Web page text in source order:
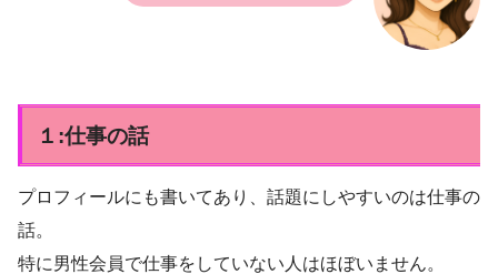
１:仕事の話
プロフィールにも書いてあり、話題にしやすいのは仕事の
話。
特に男性会員で仕事をしていない人はほぼいません。